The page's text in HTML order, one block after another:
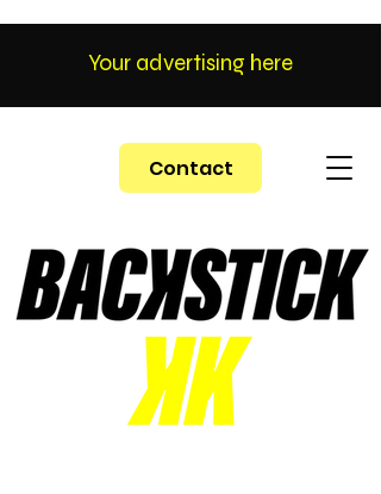
Contact
Your advertising here